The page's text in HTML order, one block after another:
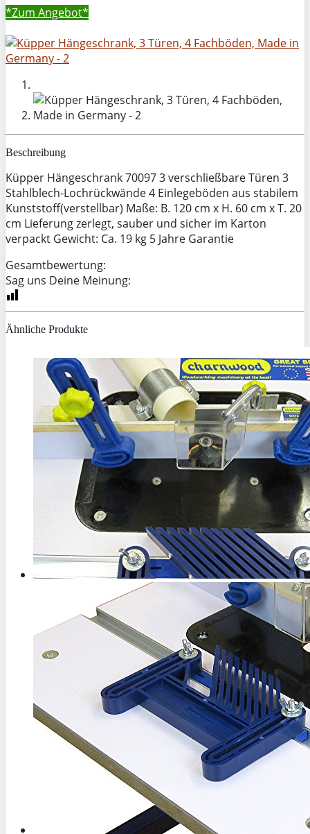
*Zum Angebot*
Beschreibung
Küpper Hängeschrank 70097 3 verschließbare Türen 3
Stahlblech-Lochrückwände 4 Einlegeböden aus stabilem
Kunststoff(verstellbar) Maße: B. 120 cm x H. 60 cm x T. 20
cm Lieferung zerlegt, sauber und sicher im Karton
verpackt Gewicht: Ca. 19 kg 5 Jahre Garantie
Gesamtbewertung:
Sag uns Deine Meinung:
Ähnliche Produkte